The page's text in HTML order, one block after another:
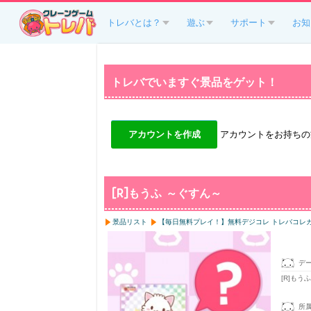
トレバとは？ 遊ぶ サポート お
トレバでいますぐ景品をゲット！
アカウントを作成 アカウントをお持ち
[R]もうふ ～ぐすん～
景品リスト 【毎日無料プレイ！】無料デジコレ トレバコレ
デ
[R]もう
所